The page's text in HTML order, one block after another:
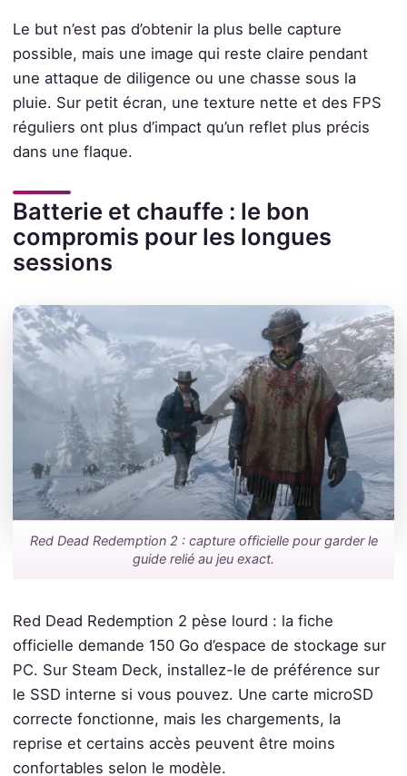
Le but n’est pas d’obtenir la plus belle capture
possible, mais une image qui reste claire pendant
une attaque de diligence ou une chasse sous la
pluie. Sur petit écran, une texture nette et des FPS
réguliers ont plus d’impact qu’un reflet plus précis
dans une flaque.
Batterie et chauffe : le bon
compromis pour les longues
sessions
Red Dead Redemption 2 : capture officielle pour garder le
guide relié au jeu exact.
Red Dead Redemption 2 pèse lourd : la fiche
officielle demande 150 Go d’espace de stockage sur
PC. Sur Steam Deck, installez-le de préférence sur
le SSD interne si vous pouvez. Une carte microSD
correcte fonctionne, mais les chargements, la
reprise et certains accès peuvent être moins
confortables selon le modèle.